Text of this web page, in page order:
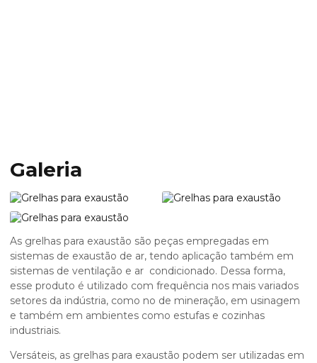
Galeria
As grelhas para exaustão são peças empregadas em
sistemas de exaustão de ar, tendo aplicação também em
sistemas de ventilação e ar condicionado. Dessa forma,
esse produto é utilizado com frequência nos mais variados
setores da indústria, como no de mineração, em usinagem
e também em ambientes como estufas e cozinhas
industriais.
Versáteis, as grelhas para exaustão podem ser utilizadas em